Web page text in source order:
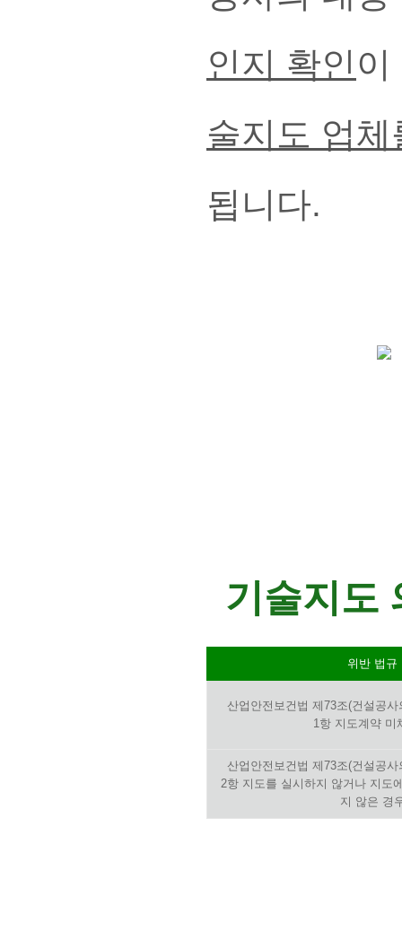
인지 확인
술지도 업
됩니다.
기술지도
위반 법규
산업안전보건법 제73조(건설공
1항 지도계약 미
산업안전보건법 제73조(건설공
2항 지도를 실시하지 않거나 지도
지 않은 경